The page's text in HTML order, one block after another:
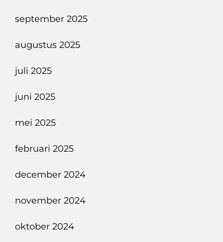
september 2025
augustus 2025
juli 2025
juni 2025
mei 2025
februari 2025
december 2024
november 2024
oktober 2024